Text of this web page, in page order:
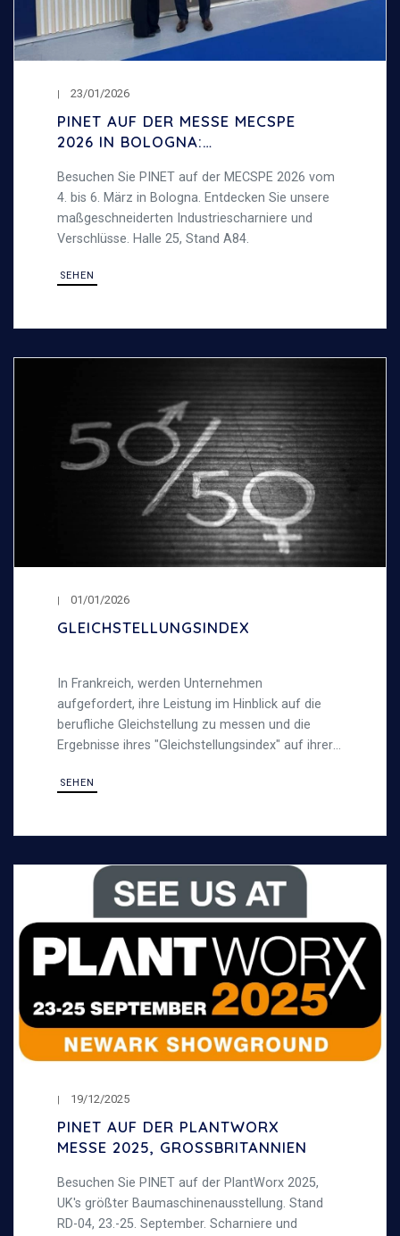
23/01/2026
PINET AUF DER MESSE MECSPE
2026 IN BOLOGNA:
VERSCHLÜSSE
Besuchen Sie PINET auf der MECSPE 2026 vom
4. bis 6. März in Bologna. Entdecken Sie unsere
maßgeschneiderten Industriescharniere und
Verschlüsse. Halle 25, Stand A84.
SEHEN
01/01/2026
GLEICHSTELLUNGSINDEX
In Frankreich, werden Unternehmen
aufgefordert, ihre Leistung im Hinblick auf die
berufliche Gleichstellung zu messen und die
Ergebnisse ihres "Gleichstellungsindex" auf ihrer
SEHEN
19/12/2025
PINET AUF DER PLANTWORX
MESSE 2025, GROSSBRITANNIEN
Besuchen Sie PINET auf der PlantWorx 2025,
UK's größter Baumaschinenausstellung. Stand
RD-04, 23.-25. September. Scharniere und